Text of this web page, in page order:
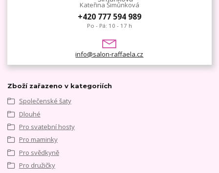
Kateřina Šimůnková
+420 777 594 989
Po - Pá: 10 - 17 h
info@salon-raffaela.cz
Zboží zařazeno v kategoriích
Společenské šaty
Dlouhé
Pro svatební hosty
Pro maminky
Pro svědkyně
Pro družičky